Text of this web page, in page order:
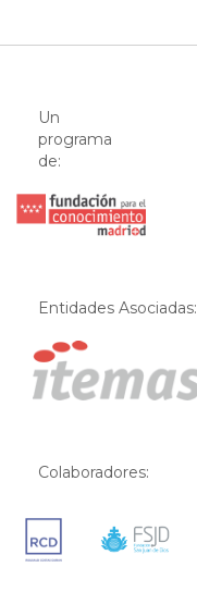
Un
programa
de:
Entidades Asociadas:
Colaboradores: